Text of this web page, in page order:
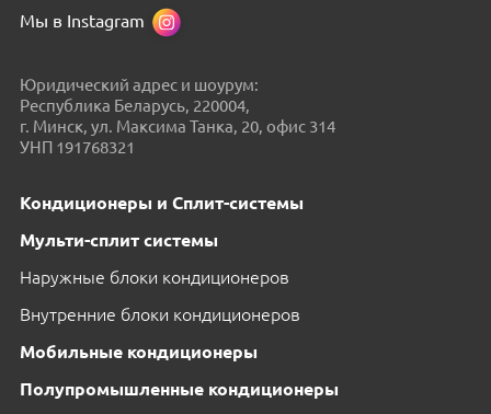
Мы в Instagram
Юридический адрес и шоурум:
Республика Беларусь, 220004,
г. Минск, ул. Максима Танка, 20, офис 314
УНП 191768321
Кондиционеры и Сплит-системы
Мульти-сплит системы
Наружные блоки кондиционеров
Внутренние блоки кондиционеров
Мобильные кондиционеры
Полупромышленные кондиционеры